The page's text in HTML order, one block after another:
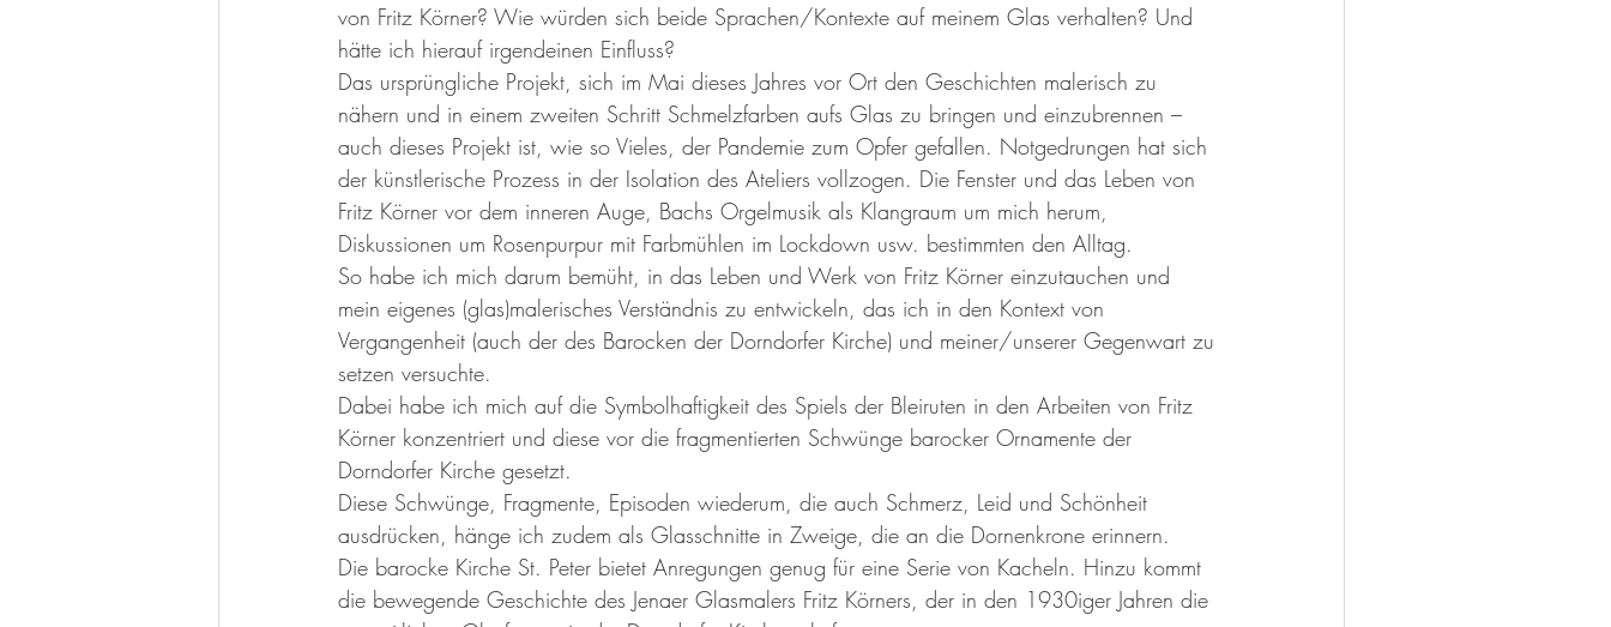
von Fritz Körner? Wie würden sich beide Sprachen/Kontexte auf meinem Glas verhalten? Und
hätte ich hierauf irgendeinen Einfluss?
Das ursprüngliche Projekt, sich im Mai dieses Jahres vor Ort den Geschichten malerisch zu
nähern und in einem zweiten Schritt Schmelzfarben aufs Glas zu bringen und einzubrennen –
auch dieses Projekt ist, wie so Vieles, der Pandemie zum Opfer gefallen. Notgedrungen hat sich
der künstlerische Prozess in der Isolation des Ateliers vollzogen. Die Fenster und das Leben von
Fritz Körner vor dem inneren Auge, Bachs Orgelmusik als Klangraum um mich herum,
Diskussionen um Rosenpurpur mit Farbmühlen im Lockdown usw. bestimmten den Alltag.
So habe ich mich darum bemüht, in das Leben und Werk von Fritz Körner einzutauchen und
mein eigenes (glas)malerisches Verständnis zu entwickeln, das ich in den Kontext von
Vergangenheit (auch der des Barocken der Dorndorfer Kirche) und meiner/unserer Gegenwart zu
setzen versuchte.
Dabei habe ich mich auf die Symbolhaftigkeit des Spiels der Bleiruten in den Arbeiten von Fritz
Körner konzentriert und diese vor die fragmentierten Schwünge barocker Ornamente der
Dorndorfer Kirche gesetzt.
Diese Schwünge, Fragmente, Episoden wiederum, die auch Schmerz, Leid und Schönheit
ausdrücken, hänge ich zudem als Glasschnitte in Zweige, die an die Dornenkrone erinnern.
Die barocke Kirche St. Peter bietet Anregungen genug für eine Serie von Kacheln. Hinzu kommt
die bewegende Geschichte des Jenaer Glasmalers Fritz Körners, der in den 1930iger Jahren die